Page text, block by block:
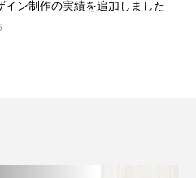
イン制作の実績を追加しました